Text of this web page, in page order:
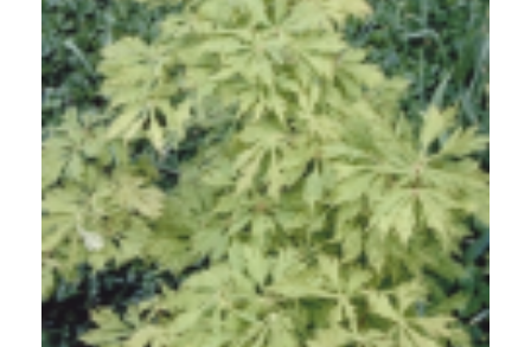
Japanse esdoorn
Acer japonicum 'Aconitifolium'